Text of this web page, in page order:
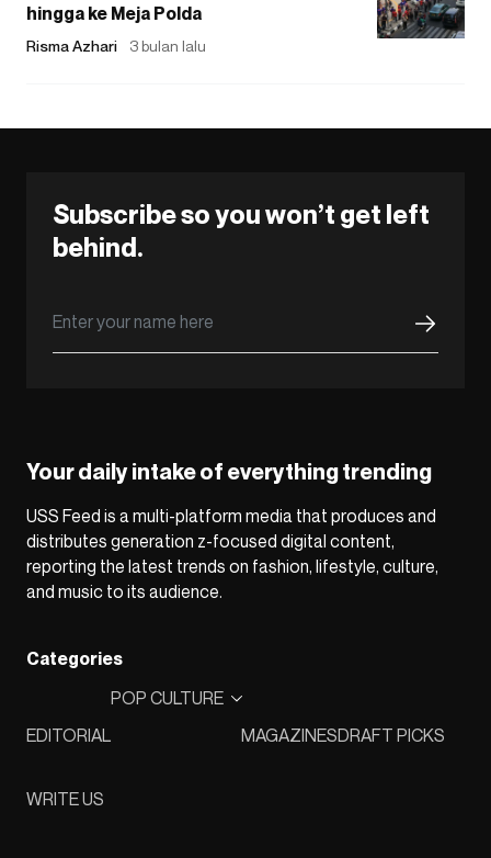
hingga ke Meja Polda
Risma Azhari 3 bulan lalu
Subscribe so you won’t get left
behind.
Your daily intake of everything trending
USS Feed is a multi-platform media that produces and
distributes generation z-focused digital content,
reporting the latest trends on fashion, lifestyle, culture,
and music to its audience.
Categories
EDITORIAL
POP CULTURE
MAGAZINESDRAFT PICKS
WRITE US